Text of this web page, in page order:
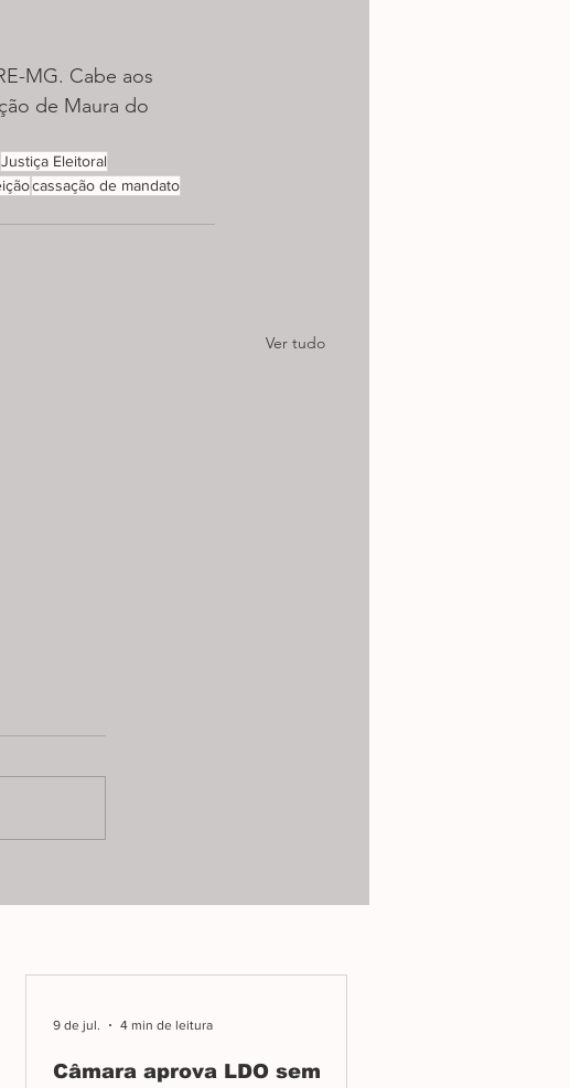
MG. Cabe aos
de Maura do
Justiça Eleitoral
cassação de mandato
Ver tudo
acusados de compra de votos,
afastamento dos cargos
Câmara aprova LDO sem
9 de jul. 4 min de leitura